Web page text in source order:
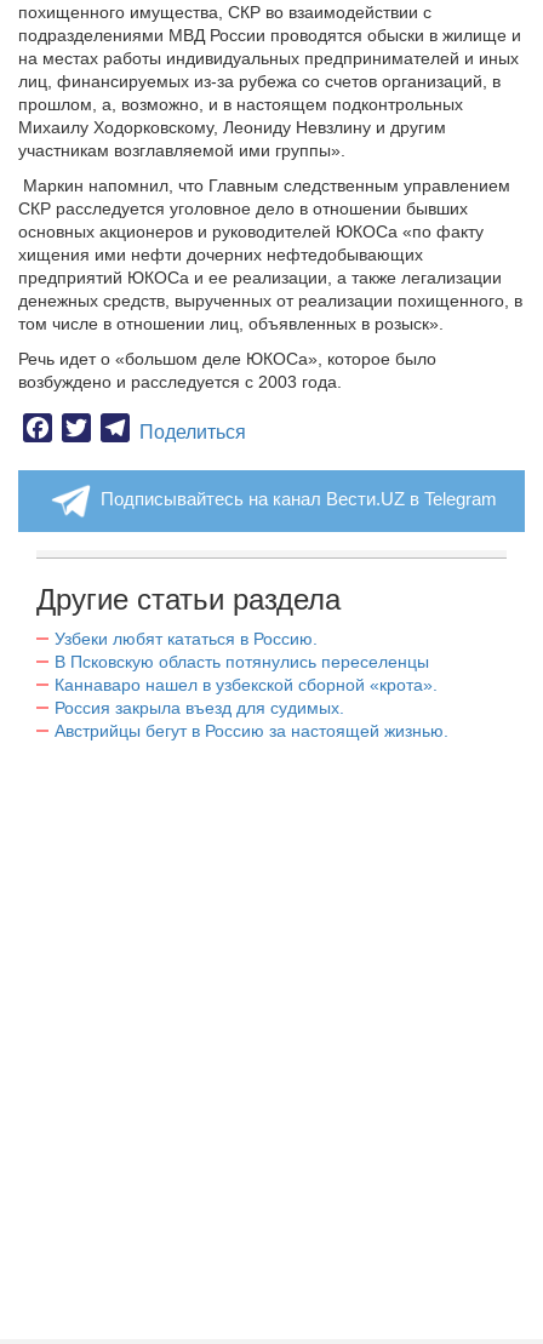
похищенного имущества, СКР во взаимодействии с
подразделениями МВД России проводятся обыски в жилище и
на местах работы индивидуальных предпринимателей и иных
лиц, финансируемых из-за рубежа со счетов организаций, в
прошлом, а, возможно, и в настоящем подконтрольных
Михаилу Ходорковскому, Леониду Невзлину и другим
участникам возглавляемой ими группы».
Маркин напомнил, что Главным следственным управлением
СКР расследуется уголовное дело в отношении бывших
основных акционеров и руководителей ЮКОСа «по факту
хищения ими нефти дочерних нефтедобывающих
предприятий ЮКОСа и ее реализации, а также легализации
денежных средств, вырученных от реализации похищенного, в
том числе в отношении лиц, объявленных в розыск».
Речь идет о «большом деле ЮКОСа», которое было
возбуждено и расследуется с 2003 года.
Facebook
TwitterTelegram
Поделиться
Подписывайтесь на канал Вести.UZ в Telegram
Другие статьи раздела
Узбеки любят кататься в Россию.
В Псковскую область потянулись переселенцы
Каннаваро нашел в узбекской сборной «крота».
Россия закрыла въезд для судимых.
Австрийцы бегут в Россию за настоящей жизнью.